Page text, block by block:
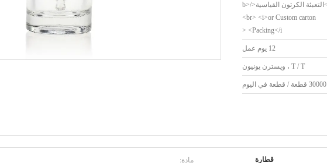
<b>التعبئة الكرتون القياسية</b>
<br> <i>or Custom carton
Packing</i> <
12 يوم عمل
T / T ، ويسترن يونيون
30000 قطعة / قطعة في اليوم
قطارة مادة: